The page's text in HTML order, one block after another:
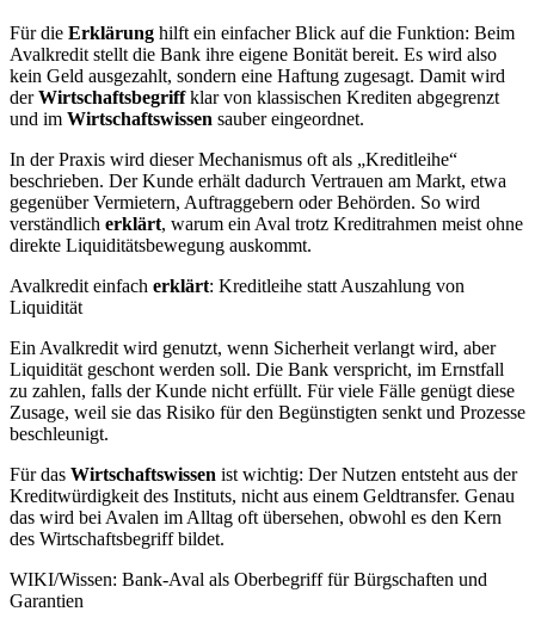
Für die Erklärung hilft ein einfacher Blick auf die Funktion: Beim
Avalkredit stellt die Bank ihre eigene Bonität bereit. Es wird also
kein Geld ausgezahlt, sondern eine Haftung zugesagt. Damit wird
derWirtschaftsbegriffklar von klassischen Krediten abgegrenzt
und im Wirtschaftswissen sauber eingeordnet.
In der Praxis wird dieser Mechanismus oft als „Kreditleihe“
beschrieben. Der Kunde erhält dadurch Vertrauen am Markt, etwa
gegenüber Vermietern, Auftraggebern oder Behörden. So wird
verständlich erklärt, warum ein Aval trotz Kreditrahmen meist ohne
direkte Liquiditätsbewegung auskommt.
Avalkredit einfach erklärt: Kreditleihe statt Auszahlung von
Liquidität
Ein Avalkredit wird genutzt, wenn Sicherheit verlangt wird, aber
Liquidität geschont werden soll. Die Bank verspricht, im Ernstfall
zu zahlen, falls der Kunde nicht erfüllt. Für viele Fälle genügt diese
Zusage, weil sie das Risiko für den Begünstigten senkt und Prozesse
beschleunigt.
Für das Wirtschaftswissen ist wichtig: Der Nutzen entsteht aus der
Kreditwürdigkeit des Instituts, nicht aus einem Geldtransfer. Genau
das wird bei Avalen im Alltag oft übersehen, obwohl es den Kern
des Wirtschaftsbegriff bildet.
WIKI/Wissen: Bank-Aval als Oberbegriff für Bürgschaften und
Garantien